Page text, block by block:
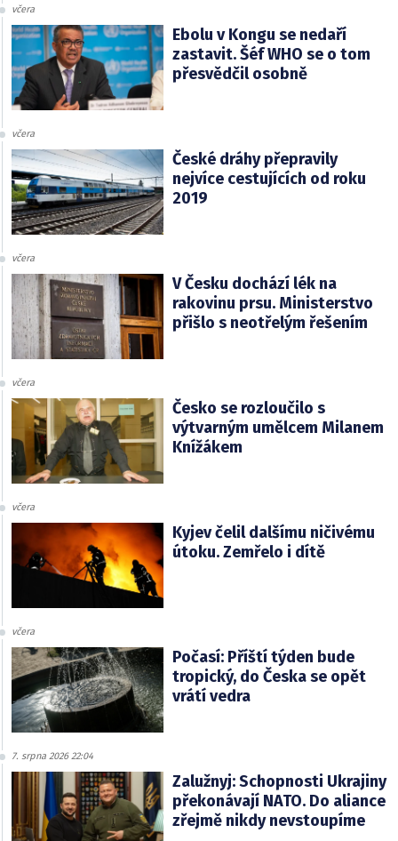
včera
Ebolu v Kongu se nedaří
zastavit. Šéf WHO se o tom
přesvědčil osobně
včera
České dráhy přepravily
nejvíce cestujících od roku
2019
včera
V Česku dochází lék na
rakovinu prsu. Ministerstvo
přišlo s neotřelým řešením
včera
Česko se rozloučilo s
výtvarným umělcem Milanem
Knížákem
včera
Kyjev čelil dalšímu ničivému
útoku. Zemřelo i dítě
včera
Počasí: Příští týden bude
tropický, do Česka se opět
vrátí vedra
7. srpna 2026 22:04
Zalužnyj: Schopnosti Ukrajiny
překonávají NATO. Do aliance
zřejmě nikdy nevstoupíme